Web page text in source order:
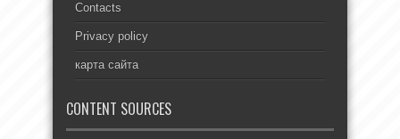
Contacts
Privacy policy
карта сайта
CONTENT SOURCES